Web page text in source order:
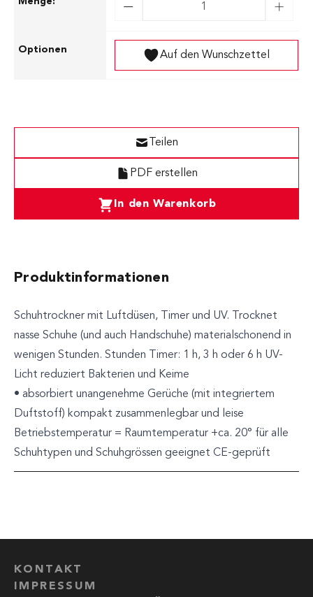
Auf den Wunschzettel
In den Warenkorb
PDF erstellen
Teilen
Produktinformationen
Schuhtrockner mit Luftdüsen, Timer und UV. Trocknet
nasse Schuhe (und auch Handschuhe) materialschonend in
wenigen Stunden. Stunden Timer: 1 h, 3 h oder 6 h UV-
Licht reduziert Bakterien und Keime
• absorbiert unangenehme Gerüche (mit integriertem
Duftstoff) kompakt zusammenlegbar und leise
Betriebstemperatur = Raumtemperatur +ca. 20° für alle
Schuhtypen und Schuhgrössen geeignet CE-geprüft
KONTAKT
IMPRESSUM